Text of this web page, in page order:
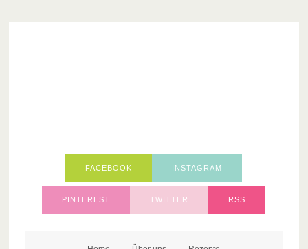
FACEBOOK INSTAGRAM
PINTEREST TWITTER RSS